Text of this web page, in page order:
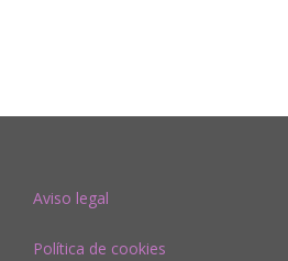
Aviso legal
Política de cookies